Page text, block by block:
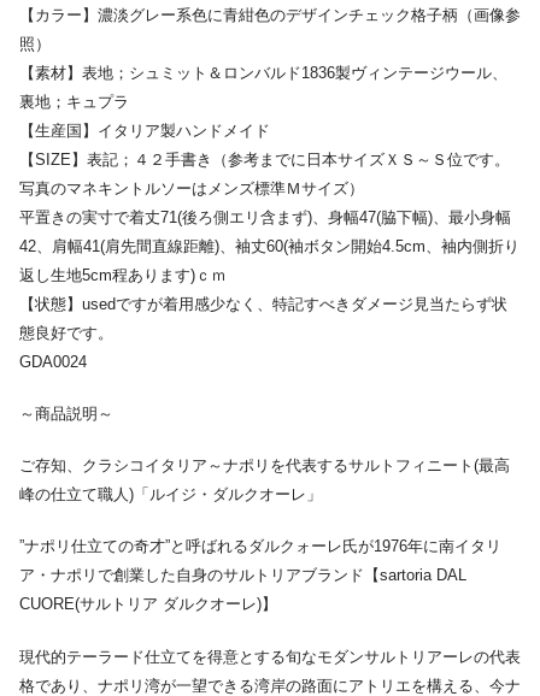
【カラー】濃淡グレー系色に青紺色のデザインチェック格子柄（画像参
照）
【素材】表地；シュミット＆ロンバルド1836製ヴィンテージウール、
裏地；キュプラ
【生産国】イタリア製ハンドメイド
【SIZE】表記；４２手書き（参考までに日本サイズＸＳ～Ｓ位です。
写真のマネキントルソーはメンズ標準Ｍサイズ）
平置きの実寸で着丈71(後ろ側エリ含まず)、身幅47(脇下幅)、最小身幅
42、肩幅41(肩先間直線距離)、袖丈60(袖ボタン開始4.5cm、袖内側折り
返し生地5cm程あります)ｃｍ
【状態】usedですが着用感少なく、特記すべきダメージ見当たらず状
態良好です。
GDA0024
～商品説明～
ご存知、クラシコイタリア～ナポリを代表するサルトフィニート(最高
峰の仕立て職人)「ルイジ・ダルクオーレ」
”ナポリ仕立ての奇才”と呼ばれるダルクォーレ氏が1976年に南イタリ
ア・ナポリで創業した自身のサルトリアブランド【sartoria DAL
CUORE(サルトリア ダルクオーレ)】
現代的テーラード仕立てを得意とする旬なモダンサルトリアーレの代表
格であり、ナポリ湾が一望できる湾岸の路面にアトリエを構える、今ナ